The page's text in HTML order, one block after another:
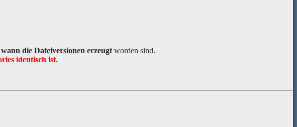
wann die Dateiversionen erzeugt worden sind.
identisch ist.